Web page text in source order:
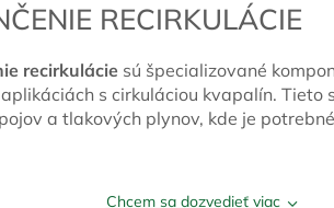
RECIRKULÁCIE
recirkulácie sú špecializované
s cirkuláciou kvapalín. Tieto
a tlakových plynov, kde je
Chcem sa dozvedieť viac